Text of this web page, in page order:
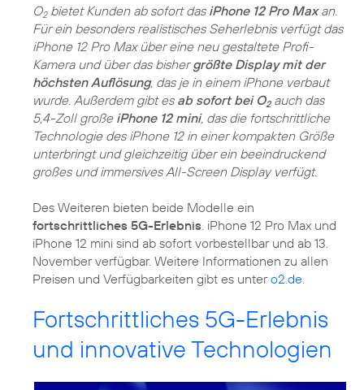
O2bietet Kunden ab sofort das iPhone 12 Pro Maxan.
Für ein besonders realistisches Seherlebnis verfügt das
iPhone 12 Pro Max über eine neu gestaltete Profi-
Kamera und über das bishergrößte Display mit der
höchsten Auflösung, das je in einem iPhone verbaut
wurde. Außerdem gibt es ab sofort bei O2auch das
5,4-Zoll große iPhone 12 mini, das die fortschrittliche
Technologie des iPhone 12 in einer kompakten Größe
unterbringt und gleichzeitig über ein beeindruckend
großes und immersives All-Screen Display verfügt.
Des Weiteren bieten beide Modelle ein
fortschrittliches 5G-Erlebnis . iPhone 12 Pro Max und
iPhone 12 mini sind ab sofort vorbestellbar und ab 13.
November verfügbar. Weitere Informationen zu allen
Preisen und Verfügbarkeiten gibt es untero2.de
Fortschrittliches 5G-Erlebnis
und innovative Technologien